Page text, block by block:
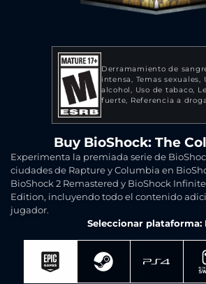
Derramamiento de
intensa Temas sexuales
alcohol
Uso de tabaco
fuerte Referencia a
Buy BioShock: The
Experimenta la premiada serie de
ciudades de Rapture y Columbia en
BioShock 2 Remastered y BioShock
Edition, incluyendo todo el contenido
jugador.
Seleccionar plataforma: